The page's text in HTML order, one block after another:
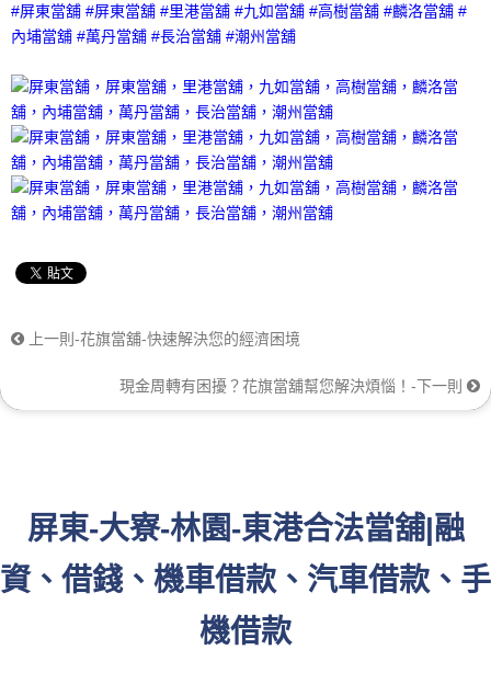
#屏東當舖 #屏東當舖 #里港當舖 #九如當舖 #高樹當舖 #麟洛當舖 #
內埔當舖 #萬丹當舖 #長治當舖 #潮州當舖
上一則-花旗當舖-快速解決您的經濟困境
現金周轉有困擾？花旗當舖幫您解決煩惱！-下一則
屏東-大寮-林園-東港合法當舖|融
資、借錢、機車借款、汽車借款、手
機借款